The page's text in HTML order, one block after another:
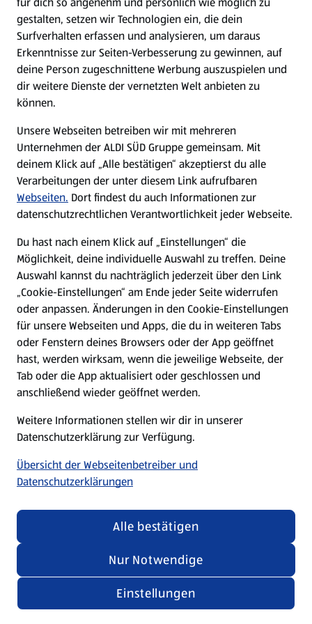
Nur gute Zutaten: Clean
Baking.
Mit demTrendbegriff Clean Bakingist das Backen mit
durchweg natürlichen und möglichst unverarbeiteten
Verzicht auf raffinierten Zucker – stattdessen kommen in
Clean-Baking-Rezepten häufig natürliche Süßungsmittel wie
Honig, Ahornsirup oder Datteln zum Einsatz.
Das klassische weiße Mehl wird oft durch Vollkornmehl oder
glutenfreie Alternativen wie Nuss-, Mandel- oder Kokosmehl
ersetzt. Zudem werden häufig vegane, also pflanzliche
Alternativen anstelle von Eiern, Milch oder Butter verwendet.
Generell ist das Ziel,möglichst auf künstliche
Zusatzstoffe, Konservierungsmittel und unnötige Fette
zu verzichten.Clean Baking ist zwar etwas für
Fortgeschrittene, passt aber perfekt in den Trend zu
ausgewogener Ernährung.
Es mag überraschen, aber Salz hebt den Geschmack von
Zucker in fast jeder Speise. Wenn du weniger Zucker oder
Zuckeralternativen benutzen willst, kannst du eine gute
Prise Salz in den Teig hinzufügen, um die Süße zu
gestalten, setzen wir Technologien ein, die dein
Surfverhalten erfassen und analysieren, um daraus
Erkenntnisse zur Seiten-Verbesserung zu gewinnen, auf
deine Person zugeschnittene Werbung auszuspielen und
dir weitere Dienste der vernetzten Welt anbieten zu
können.
Unsere Webseiten betreiben wir mit mehreren
Unternehmen der ALDI SÜD Gruppe gemeinsam. Mit
deinem Klick auf „Alle bestätigen“ akzeptierst du alle
Verarbeitungen der unter diesem Link aufrufbaren
Webseiten. Dort findest du auch Informationen zur
datenschutzrechtlichen Verantwortlichkeit jeder Webseite.
Du hast nach einem Klick auf „Einstellungen“ die
Möglichkeit, deine individuelle Auswahl zu treffen. Deine
Auswahl kannst du nachträglich jederzeit über den Link
„Cookie-Einstellungen“ am Ende jeder Seite widerrufen
oder anpassen. Änderungen in den Cookie-Einstellungen
für unsere Webseiten und Apps, die du in weiteren Tabs
oder Fenstern deines Browsers oder der App geöffnet
hast, werden wirksam, wenn die jeweilige Webseite, der
Tab oder die App aktualisiert oder geschlossen und
anschließend wieder geöffnet werden.
Weitere Informationen stellen wir dir in unserer
Datenschutzerklärung zur Verfügung.
Übersicht der Webseitenbetreiber und
Datenschutzerklärungen
Einstellungen
Nur Notwendige
Alle bestätigen